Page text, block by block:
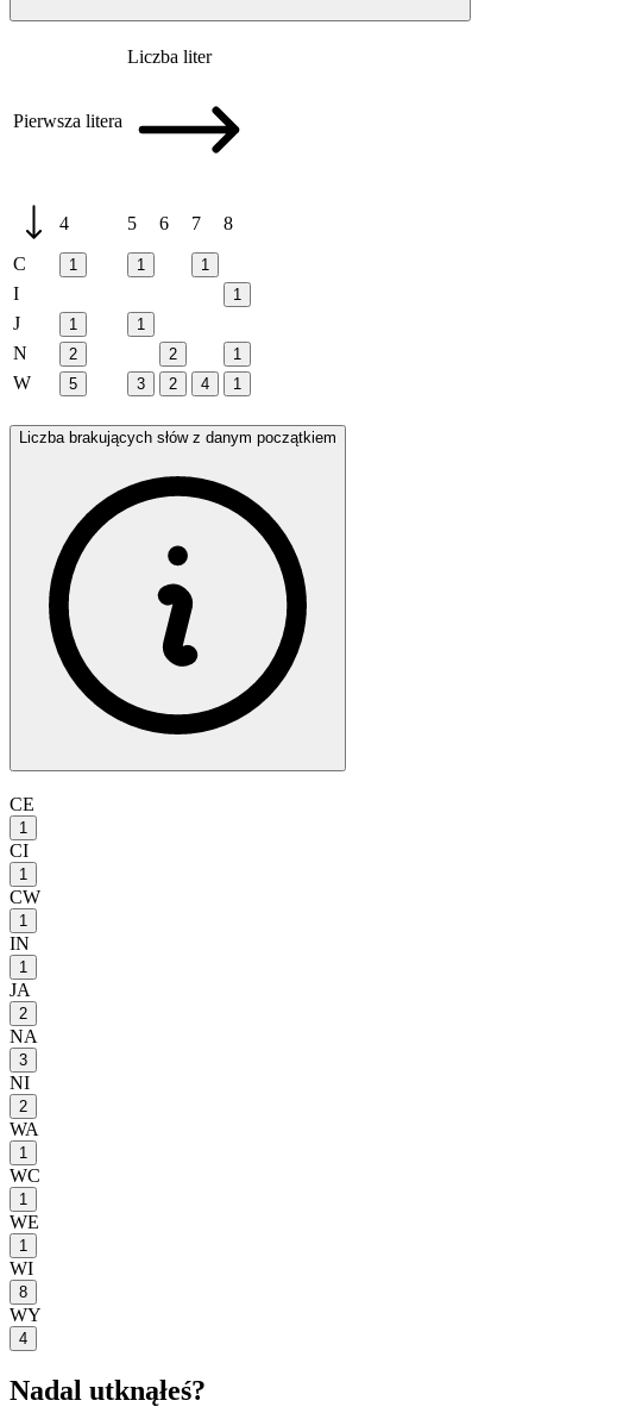
Pierwsza litera
Liczba liter
4 5 6 7
8
C
1 1 1
I 1
J 1 1
N 2 2 1
W 5 3 2 4 1
Liczba brakujących słów z danym początkiem
CE
1
CI
1
CW
1
IN
1
JA
2
NA
3
NI
2
WA
1
WC
1
WE
1
WI
8
WY
4
Nadal utknąłeś?